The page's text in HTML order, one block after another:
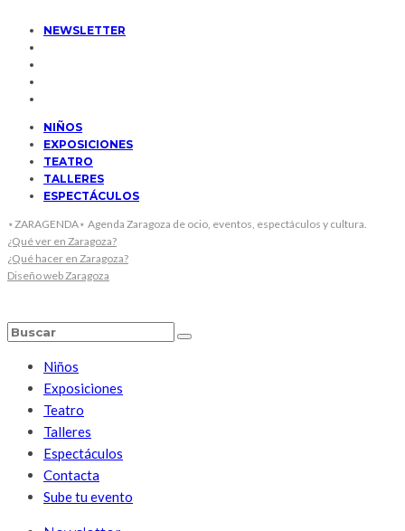
NEWSLETTER
NIÑOS
EXPOSICIONES
TEATRO
TALLERES
ESPECTÁCULOS
⋆ZARAGENDA⋆ Agenda Zaragoza de ocio, eventos, espectáculos y cultura.
¿Qué ver en Zaragoza?
¿Qué hacer en Zaragoza?
Diseño web Zaragoza
Niños
Exposiciones
Teatro
Talleres
Espectáculos
Contacta
Sube tu evento